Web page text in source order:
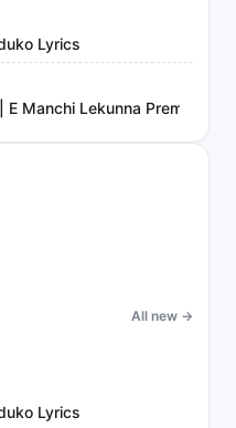
Lyrics
Lekunna
All new →
Lyrics